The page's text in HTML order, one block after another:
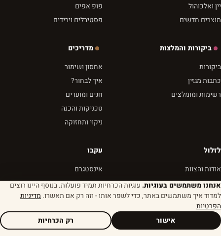
יין ואלכוהול
מוצרים חדשים
פופ אפים
פסטיבלים וירידים
ביקורות והמלצות
ביקורות
כתבות מגזין
רשימות ומומלצים
מדריכים
אחסון ושימור
איך לבחור?
חגים ומועדים
טכניקות והכנה
ניקוי ותחזוקה
לזלול
אודות והצוות
צרו קשר
הצהרת אתיקה
פרטיות ותנאים
עקבו
אינסטגרם
פייסבוק
יוטיוב
RSS
אנחנו משתמשים בעוגיות. עוגיות הכרחיות תמיד פועלות. בנוסף היינו רוצים
למדוד איך משתמשים באתר, כדי לשפר אותו - וזה רק אם תאשרו. מדיניות
הפרטיות
אישור
רק הכרחיות